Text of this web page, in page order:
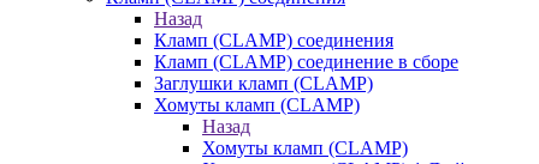
Назад
Кламп (CLAMP) соединения
Кламп (CLAMP) соединение в сборе
Заглушки кламп (CLAMP)
Хомуты кламп (CLAMP)
Назад
Хомуты кламп (CLAMP)